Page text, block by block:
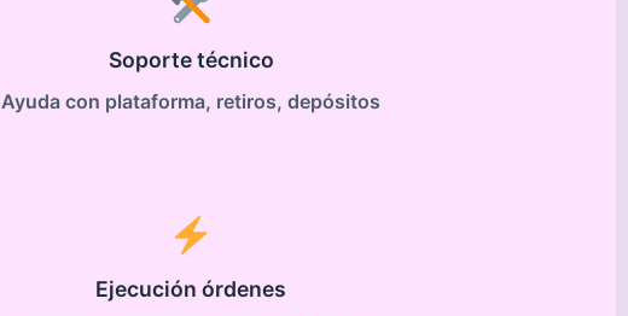
Soporte técnico
Ayuda con plataforma, retiros, depósitos
Ejecución órdenes